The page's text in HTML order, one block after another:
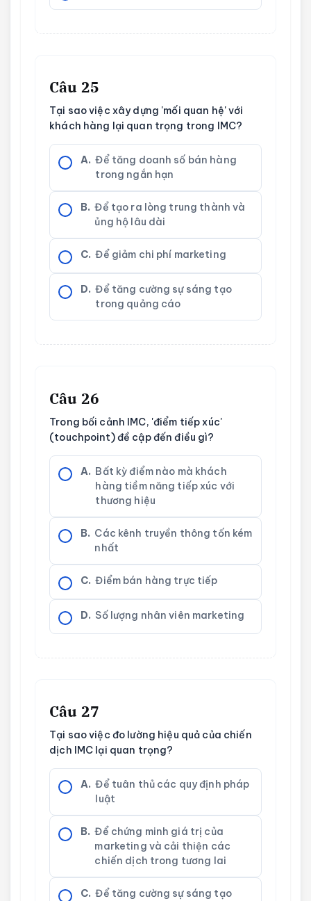
Câu 25
Tại sao việc xây dựng 'mối quan hệ' với
khách hàng lại quan trọng trong IMC?
A. Để tăng doanh số bán hàng
trong ngắn hạn
B. Để tạo ra lòng trung thành và
ủng hộ lâu dài
C. Để giảm chi phí marketing
D. Để tăng cường sự sáng tạo
trong quảng cáo
Câu 26
Trong bối cảnh IMC, 'điểm tiếp xúc'
(touchpoint) đề cập đến điều gì?
A. Bất kỳ điểm nào mà khách
hàng tiềm năng tiếp xúc với
thương hiệu
B. Các kênh truyền thông tốn kém
nhất
C. Điểm bán hàng trực tiếp
D. Số lượng nhân viên marketing
Câu 27
Tại sao việc đo lường hiệu quả của chiến
dịch IMC lại quan trọng?
A. Để tuân thủ các quy định pháp
luật
B. Để chứng minh giá trị của
marketing và cải thiện các
chiến dịch trong tương lai
C. Để tăng cường sự sáng tạo